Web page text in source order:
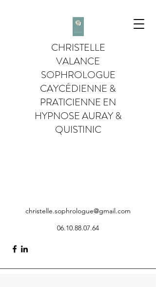
CHRISTELLE
VALANCE
SOPHROLOGUE
CAYCÉDIENNE &
PRATICIENNE EN
HYPNOSE AURAY &
QUISTINIC
christelle.sophrologue@gmail.com
06.10.88.07.64